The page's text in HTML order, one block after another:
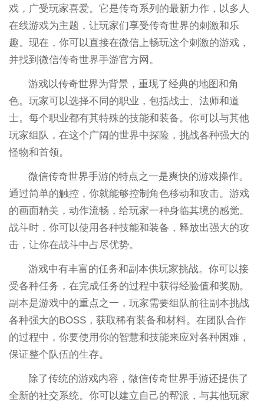
戏，广受玩家喜爱。它是传奇系列的最新力作，以多人
在线游戏为主题，让玩家们享受传奇世界的刺激和乐
趣。现在，你可以直接在微信上畅玩这个刺激的游戏，
并找到微信传奇世界手游官方网。
游戏以传奇世界为背景，重现了经典的地图和角
色。玩家可以选择不同的职业，包括战士、法师和道
士。每个职业都有其特殊的技能和装备。你可以与其他
玩家组队，在这个广阔的世界中探险，挑战各种强大的
怪物和首领。
微信传奇世界手游的特点之一是爽快的游戏操作。
通过简单的触控，你就能够控制角色移动和攻击。游戏
的画面精美，动作流畅，给玩家一种身临其境的感觉。
战斗时，你可以使用各种技能和装备，释放出强大的攻
击，让你在战斗中占尽优势。
游戏中有丰富的任务和副本供玩家挑战。你可以接
受各种任务，在完成任务的过程中获得经验值和奖励。
副本是游戏中的重点之一，玩家需要组队前往副本挑战
各种强大的BOSS，获取稀有装备和材料。在团队合作
的过程中，你要使用你的智慧和技能来应对各种困难，
保证整个队伍的生存。
除了传统的游戏内容，微信传奇世界手游还提供了
全新的社交系统。你可以建立自己的帮派，与其他玩家